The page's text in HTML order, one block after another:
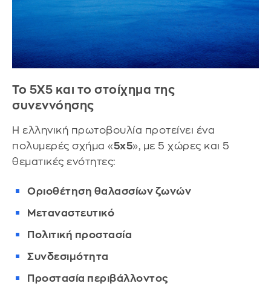
Το 5Χ5 και το στοίχημα της
συνεννόησης
Η ελληνική πρωτοβουλία προτείνει ένα
πολυμερές σχήμα «5x5», με 5 χώρες και 5
θεματικές ενότητες:
Οριοθέτηση θαλασσίων ζωνών
Μεταναστευτικό
Πολιτική προστασία
Συνδεσιμότητα
Προστασία περιβάλλοντος